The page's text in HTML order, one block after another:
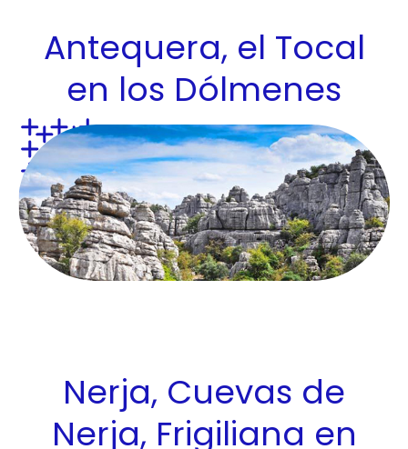
Antequera, el Tocal
en los Dólmenes
Nerja, Cuevas de
Nerja, Frigiliana en